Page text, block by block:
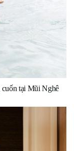
tại Mũi Nghê